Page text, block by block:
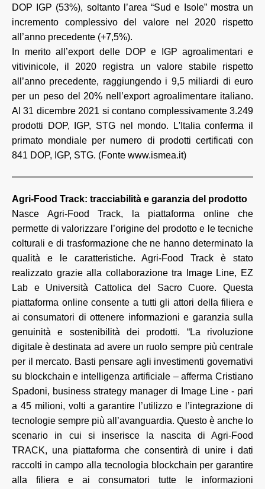
DOP IGP (53%), soltanto l’area “Sud e Isole” mostra un
incremento complessivo del valore nel 2020 rispetto
all’anno precedente (+7,5%).
In merito all’export delle DOP e IGP agroalimentari e
vitivinicole, il 2020 registra un valore stabile rispetto
all’anno precedente, raggiungendo i 9,5 miliardi di euro
per un peso del 20% nell’export agroalimentare italiano.
Al 31 dicembre 2021 si contano complessivamente 3.249
prodotti DOP, IGP, STG nel mondo. L'Italia conferma il
primato mondiale per numero di prodotti certificati con
841 DOP, IGP, STG. (Fonte www.ismea.it)
Agri-Food Track: tracciabilità e garanzia del prodotto
Nasce Agri-Food Track, la piattaforma online che
permette di valorizzare l’origine del prodotto e le tecniche
colturali e di trasformazione che ne hanno determinato la
qualità e le caratteristiche. Agri-Food Track è stato
realizzato grazie alla collaborazione tra Image Line, EZ
Lab e Università Cattolica del Sacro Cuore. Questa
piattaforma online consente a tutti gli attori della filiera e
ai consumatori di ottenere informazioni e garanzia sulla
genuinità e sostenibilità dei prodotti. “La rivoluzione
digitale è destinata ad avere un ruolo sempre più centrale
per il mercato. Basti pensare agli investimenti governativi
su blockchain e intelligenza artificiale – afferma Cristiano
Spadoni, business strategy manager di Image Line - pari
a 45 milioni, volti a garantire l’utilizzo e l’integrazione di
tecnologie sempre più all’avanguardia. Questo è anche lo
scenario in cui si inserisce la nascita di Agri-Food
TRACK, una piattaforma che consentirà di unire i dati
raccolti in campo alla tecnologia blockchain per garantire
alla filiera e ai consumatori tutte le informazioni